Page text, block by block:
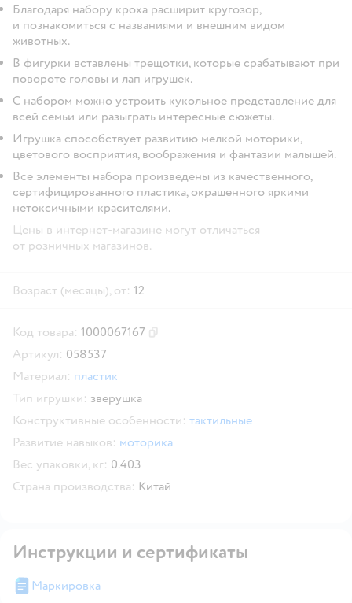
Благодаря набору кроха расширит кругозор,
и познакомиться с названиями и внешним видом
животных.
В фигурки вставлены трещотки, которые срабатывают при
повороте головы и лап игрушек.
С набором можно устроить кукольное представление для
всей семьи или разыграть интересные сюжеты.
Игрушка способствует развитию мелкой моторики,
цветового восприятия, воображения и фантазии малышей.
Все элементы набора произведены из качественного,
сертифицированного пластика, окрашенного яркими
нетоксичными красителями.
Цены в интернет-магазине могут отличаться
от розничных магазинов.
Возраст (месяцы), от: 12
Код товара: 1000067167
Артикул: 058537
Материал: пластик
Тип игрушки: зверушка
Конструктивные особенности: тактильные
Развитие навыков: моторика
Вес упаковки, кг: 0.403
Страна производства: Китай
Инструкции и сертификаты
Маркировка